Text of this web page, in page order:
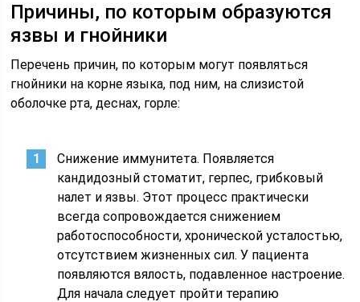
Причины, по которым образуются
язвы и гнойники
Перечень причин, по которым могут появляться
гнойники на корне языка, под ним, на слизистой
оболочке рта, деснах, горле:
Снижение иммунитета. Появляется
кандидозный стоматит, герпес, грибковый
налет и язвы. Этот процесс практически
всегда сопровождается снижением
работоспособности, хронической усталостью,
отсутствием жизненных сил. У пациента
появляются вялость, подавленное настроение.
Для начала следует пройти терапию